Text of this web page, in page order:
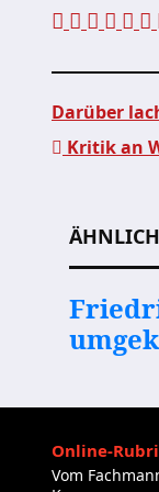
Darüber
Kritik an
Online-
Vom